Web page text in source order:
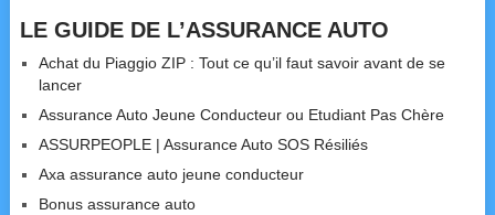
LE GUIDE DE L’ASSURANCE AUTO
Achat du Piaggio ZIP : Tout ce qu’il faut savoir avant de se
lancer
Assurance Auto Jeune Conducteur ou Etudiant Pas Chère
ASSURPEOPLE | Assurance Auto SOS Résiliés
Axa assurance auto jeune conducteur
Bonus assurance auto